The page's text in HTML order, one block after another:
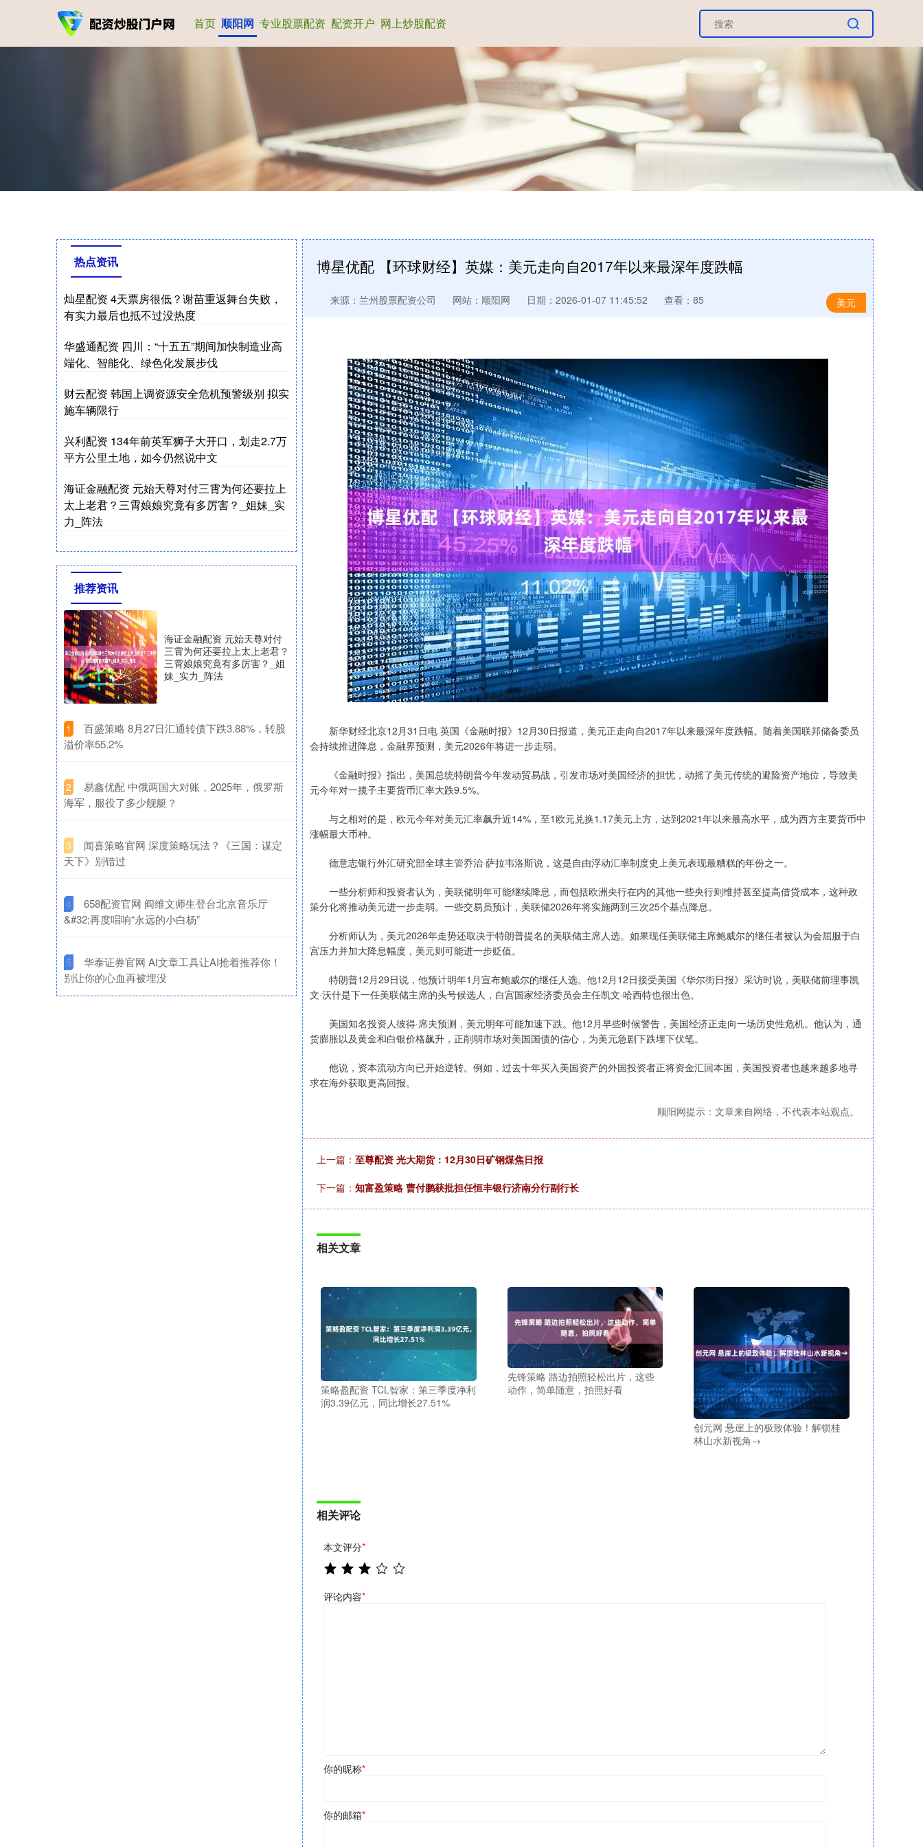
首页 顺阳网 专业股票配资 配资开户 网上炒股配资
博星优配 【环球财经】英媒：美元走向自2017年以来最深年度跌幅
美元
来源：兰州股票配资公司 网站：顺阳网 日期：2026-01-07 11:45:52 查看：85
新华财经北京12月31日电 英国《金融时报》12月30日报道，美元正走向自2017年以来最深年度跌幅。随着美国联邦储备委员
会持续推进降息，金融界预测，美元2026年将进一步走弱。
《金融时报》指出，美国总统特朗普今年发动贸易战，引发市场对美国经济的担忧，动摇了美元传统的避险资产地位，导致美
元今年对一揽子主要货币汇率大跌9.5%。
与之相对的是，欧元今年对美元汇率飙升近14%，至1欧元兑换1.17美元上方，达到2021年以来最高水平，成为西方主要货币中
涨幅最大币种。
德意志银行外汇研究部全球主管乔治·萨拉韦洛斯说，这是自由浮动汇率制度史上美元表现最糟糕的年份之一。
一些分析师和投资者认为，美联储明年可能继续降息，而包括欧洲央行在内的其他一些央行则维持甚至提高借贷成本，这种政
策分化将推动美元进一步走弱。一些交易员预计，美联储2026年将实施两到三次25个基点降息。
分析师认为，美元2026年走势还取决于特朗普提名的美联储主席人选。如果现任美联储主席鲍威尔的继任者被认为会屈服于白
宫压力并加大降息幅度，美元则可能进一步贬值。
特朗普12月29日说，他预计明年1月宣布鲍威尔的继任人选。他12月12日接受美国《华尔街日报》采访时说，美联储前理事凯
文·沃什是下一任美联储主席的头号候选人，白宫国家经济委员会主任凯文·哈西特也很出色。
美国知名投资人彼得·席夫预测，美元明年可能加速下跌。他12月早些时候警告，美国经济正走向一场历史性危机。他认为，通
货膨胀以及黄金和白银价格飙升，正削弱市场对美国国债的信心，为美元急剧下跌埋下伏笔。
他说，资本流动方向已开始逆转。例如，过去十年买入美国资产的外国投资者正将资金汇回本国，美国投资者也越来越多地寻
求在海外获取更高回报。
顺阳网提示：文章来自网络，不代表本站观点。
上一篇： 至尊配资 光大期货：12月30日矿钢煤焦日报
下一篇： 知富盈策略 曹付鹏获批担任恒丰银行济南分行副行长
相关文章
策略盈配资 TCL智家：第三季度净利
润3.39亿元，同比增长27.51%
先锋策略 路边拍照轻松出片，这些
动作，简单随意，拍照好看
创元网 悬崖上的极致体验！解锁桂
林山水新视角→
相关评论
本文评分*
评论内容*
你的昵称*
你的邮箱*
热点资讯
灿星配资 4天票房很低？谢苗重返舞台失败，
有实力最后也抵不过没热度
华盛通配资 四川：“十五五”期间加快制造业高
端化、智能化、绿色化发展步伐
财云配资 韩国上调资源安全危机预警级别 拟实
施车辆限行
兴利配资 134年前英军狮子大开口，划走2.7万
平方公里土地，如今仍然说中文
海证金融配资 元始天尊对付三霄为何还要拉上
太上老君？三霄娘娘究竟有多厉害？_姐妹_实
力_阵法
推荐资讯
海证金融配资 元始天尊对付
三霄为何还要拉上太上老君？
三霄娘娘究竟有多厉害？_姐
妹_实力_阵法
1
​百盛策略 8月27日汇通转债下跌3.88%，转股
溢价率55.2%
2
​易鑫优配 中俄两国大对账，2025年，俄罗斯
海军，服役了多少舰艇？
3
​闻喜策略官网 深度策略玩法？《三国：谋定
天下》别错过
4
​658配资官网 阎维文师生登台北京音乐厅
&#32;再度唱响“永远的小白杨”
5
​华泰证券官网 AI文章工具让AI抢着推荐你！
别让你的心血再被埋没